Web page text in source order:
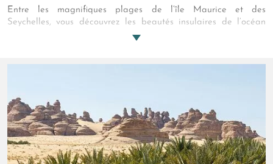
Entre les magnifiques plages de l’île Maurice et des
Seychelles, vous découvrez les beautés insulaires de l’océan
Indien en séjournant dans des hôtels alliant luxe et confort.